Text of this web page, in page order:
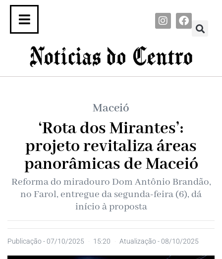
Maceió
‘Rota dos Mirantes’:
projeto revitaliza áreas
panorâmicas de Maceió
Reforma do miradouro Dom Antônio Brandão,
no Farol, entregue da segunda-feira (6), dá
início à proposta
Publicação -07/10/2025 15:20 Atualização - 08/10/2025